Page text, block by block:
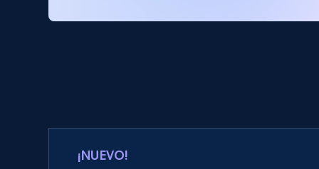
¡NUEVO!